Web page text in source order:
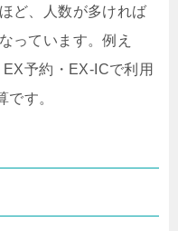
ど、人数が多ければ
っています。例え
予約・EX-ICで利用
です。